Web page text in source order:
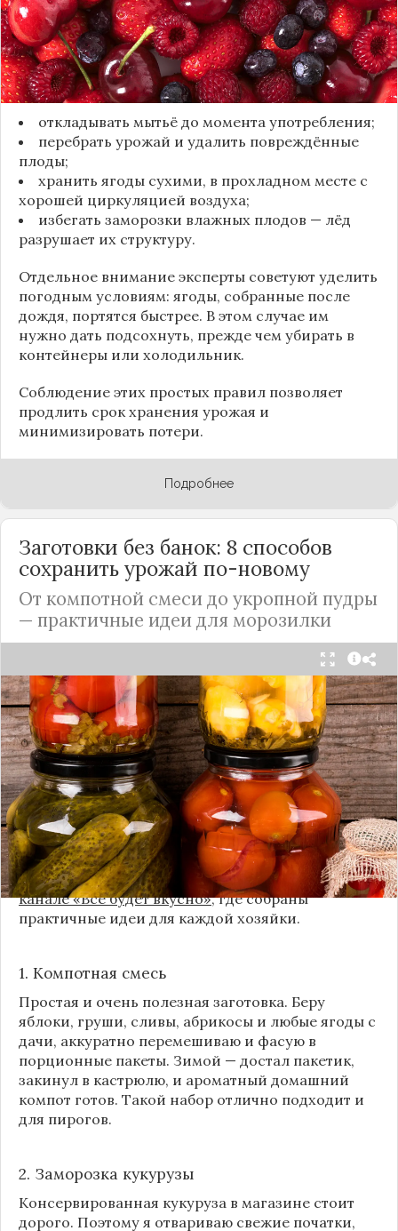
смывании этого слоя плоды быстро начинают
темнеть, покрываться налётом и терять вкус.
Чтобы ягоды сохранили свежесть, специалисты
рекомендуют:
откладывать мытьё до момента употребления;
перебрать урожай и удалить повреждённые
плоды;
хранить ягоды сухими, в прохладном месте с
хорошей циркуляцией воздуха;
избегать заморозки влажных плодов — лёд
разрушает их структуру.
Отдельное внимание эксперты советуют уделить
погодным условиям: ягоды, собранные после
дождя, портятся быстрее. В этом случае им
нужно дать подсохнуть, прежде чем убирать в
контейнеры или холодильник.
Соблюдение этих простых правил позволяет
продлить срок хранения урожая и
минимизировать потери.
Подробнее
Заготовки без банок: 8 способов
сохранить урожай по-новому
От компотной смеси до укропной пудры
— практичные идеи для морозилки
Каждый год, когда приходит пора богатого
урожая, я стараюсь сохранить максимум летних
витаминов. Закатки в банки — это, безусловно,
классика, которая никуда не уходит из нашей
жизни. Но современный подход к хранению
продуктов показывает, что есть и более простые,
быстрые и удобные способы.
Сегодня я делюсь своими любимыми рецептами
без банок и долгих стерилизаций. Подробнее и с
пошаговыми инструкциями их можно найти на
канале «Все будет вкусно», где собраны
практичные идеи для каждой хозяйки.
1. Компотная смесь
Простая и очень полезная заготовка. Беру
яблоки, груши, сливы, абрикосы и любые ягоды с
дачи, аккуратно перемешиваю и фасую в
порционные пакеты. Зимой — достал пакетик,
закинул в кастрюлю, и ароматный домашний
компот готов. Такой набор отлично подходит и
для пирогов.
2. Заморозка кукурузы
Консервированная кукуруза в магазине стоит
дорого. Поэтому я отвариваю свежие початки,